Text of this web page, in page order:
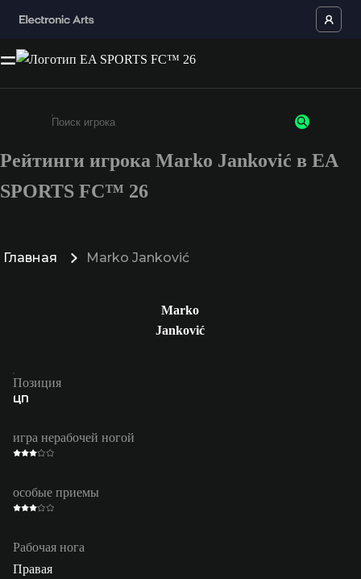
Введите не менее 3 символов или цифр
Рейтинги игрока Marko Janković в EA
SPORTS FC™ 26
Главная Marko Janković
Marko
Janković
Позиция
ЦП
игра нерабочей ногой
особые приемы
Рабочая нога
Правая